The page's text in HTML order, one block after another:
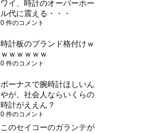
ワイ、時計のオーバーホー
ル代に震える・・・
0 件のコメント
時計板のブランド格付けｗ
ｗｗｗｗｗｗ
0 件のコメント
ボーナスで腕時計ほしいん
やが、社会人ならいくらの
時計がええん？
0 件のコメント
このセイコーのガランテが